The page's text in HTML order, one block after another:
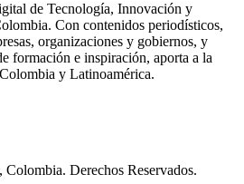
de Tecnología, Innovación y
Con contenidos periodísticos,
organizaciones y gobiernos, y
formación e inspiración, aporta a la
y Latinoamérica.
Derechos Reservados.